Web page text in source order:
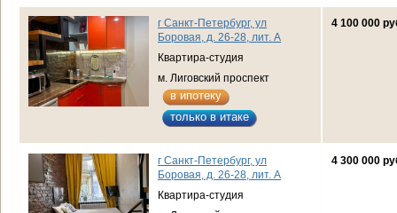
г Санкт-Петербург, ул
Боровая, д. 26-28, лит. А
Квартира-студия
м. Лиговский проспект
в ипотеку
только в итаке
4 100 000
г Санкт-Петербург, ул
Боровая, д. 26-28, лит. А
Квартира-студия
4 300 000